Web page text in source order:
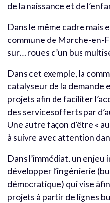
de la naissance et de
Dans le même cadre mais
commune de Marche-en-
sur… roues d’un bus
Dans cet exemple, la
catalyseur de la demande
projets afin de faciliter
des servicesofferts par
Une autre façon d’être «
à suivre avec attention
Dans l’immédiat, un
développer l’ingénierie
démocratique) qui vise
projets à partir de lignes